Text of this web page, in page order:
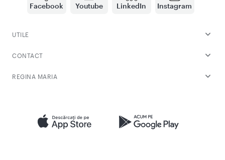
Facebook Youtube LinkedIn Instagram
UTILE
CONTACT
REGINA MARIA